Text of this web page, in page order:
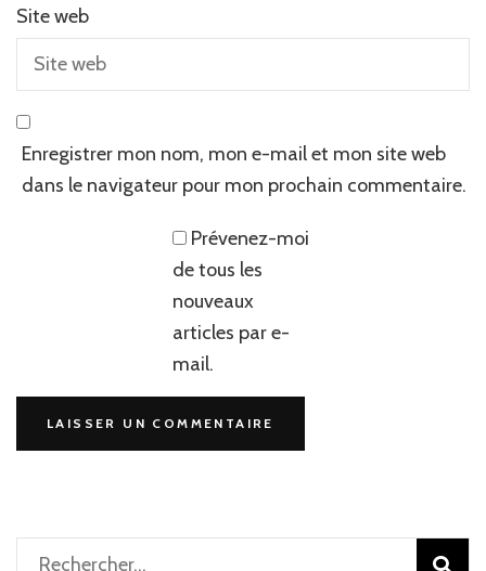
Site web
Enregistrer mon nom, mon e-mail et mon site web
dans le navigateur pour mon prochain commentaire.
Prévenez-moi
de tous les
nouveaux
articles par e-
mail.
Rechercher :